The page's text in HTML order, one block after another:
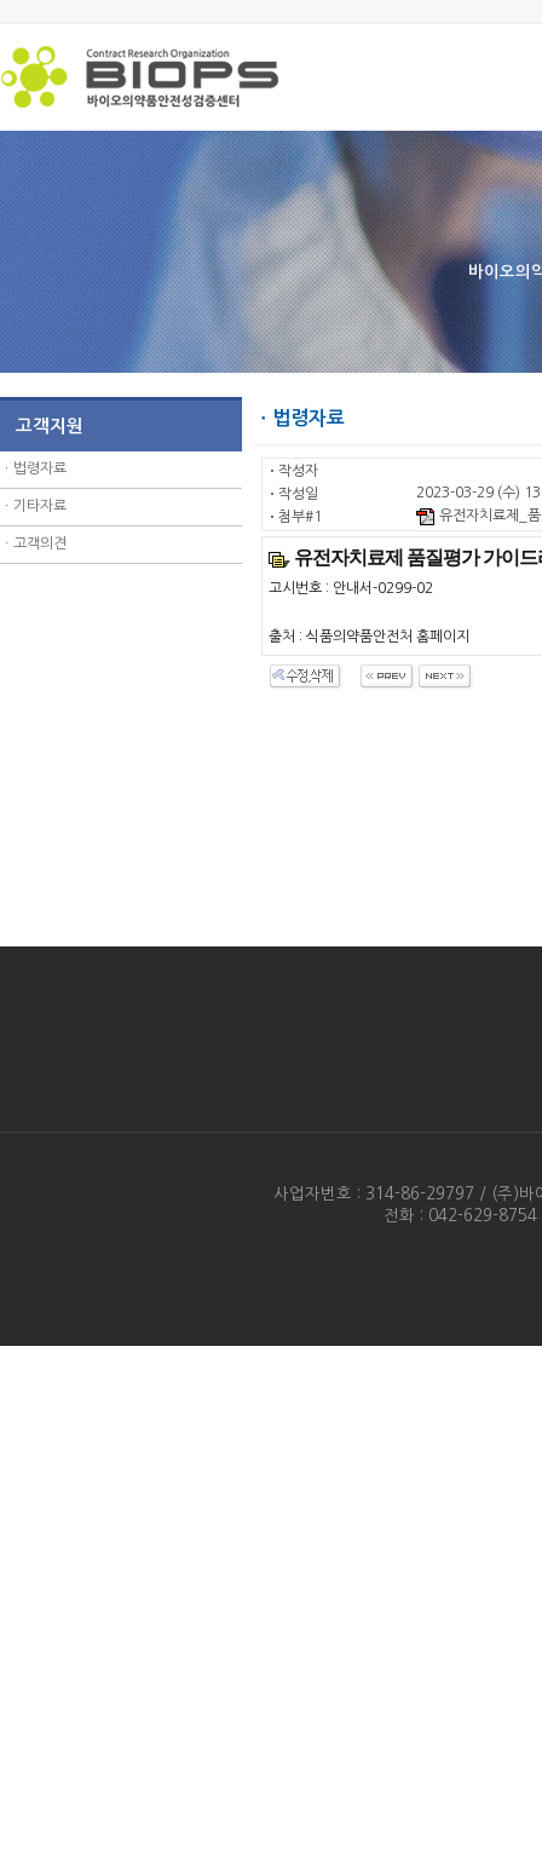
바이오의
고객지원
ㆍ 법령자료
ㆍ 기타자료
ㆍ 고객의견
ㆍ법령자료
ㆍ 작성자
ㆍ 작성일
2023-03-29 (수)
ㆍ 첨부#1 유전자치료제_
유전자치료제 품질평가 가이
고시번호 : 안내서-0299-02
출처 : 식품의약품안전처 홈페이지
사업자번호 : 314-86-29797 / (주)바
전화 : 042-629-8754